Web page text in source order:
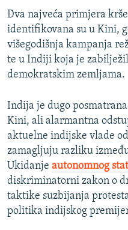
Dva najveća primjera
identifikovana su u Kini,
višegodišnja kampanja
te u Indiji koja je
demokratskim zemljama.
Indija je dugo
Kini, ali alarmantna
aktuelne indijske vlade
zamagljuju razliku
Ukidanje autonomnog
diskriminatorni zakon o
taktike suzbijanja
politika indijskog